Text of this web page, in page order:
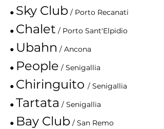
● Sky Club / Porto Recanati
● Chalet / Porto Sant'Elpidio
● Ubahn / Ancona
● People / Senigallia
● Chiringuito / Senigallia
● Tartata / Senigallia
● Bay Club / San Remo